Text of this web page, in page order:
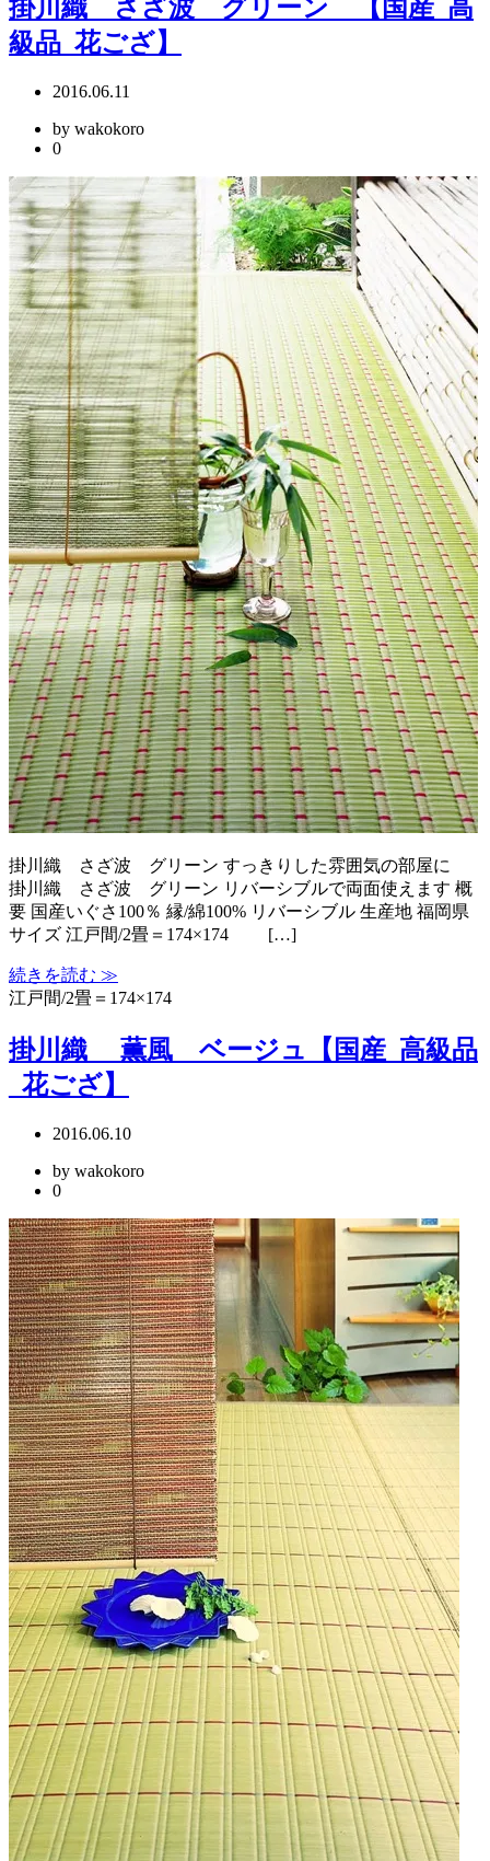
掛川織 さざ波 グリーン 【国産_高
級品_花ござ】
2016.06.11
by wakokoro
0
掛川織 さざ波 グリーン すっきりした雰囲気の部屋に
掛川織 さざ波 グリーン リバーシブルで両面使えます 概
要 国産いぐさ100％ 縁/綿100% リバーシブル 生産地 福岡県
サイズ 江戸間/2畳＝174×174 […]
続きを読む ≫
江戸間/2畳＝174×174
掛川織 薫風 ベージュ【国産_高級品
_花ござ】
2016.06.10
by wakokoro
0